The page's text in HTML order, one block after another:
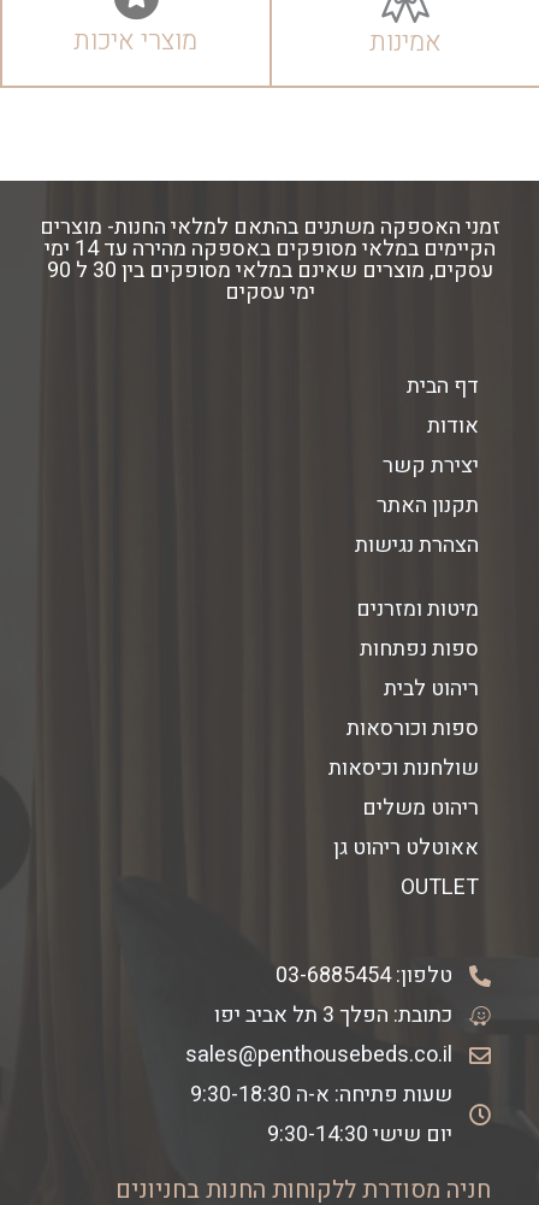
אמינות מוצרי איכות
זמני האספקה משתנים בהתאם למלאי החנות- מוצרים
הקיימים במלאי מסופקים באספקה מהירה עד 14 ימי
עסקים, מוצרים שאינם במלאי מסופקים בין 30 ל 90
ימי עסקים
דף הבית
אודות
יצירת קשר
תקנון האתר
הצהרת נגישות
מיטות ומזרנים
ספות נפתחות
ריהוט לבית
ספות וכורסאות
שולחנות וכיסאות
ריהוט משלים
אאוטלט ריהוט גן
OUTLET
טלפון:03-6885454
כתובת: הפלך 3 תל אביב יפו
sales@penthousebeds.co.il
שעות פתיחה: א-ה 9:30-18:30
יום שישי 9:30-14:30
חניה מסודרת ללקוחות החנות בחניונים